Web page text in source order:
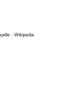
: Wikipedia